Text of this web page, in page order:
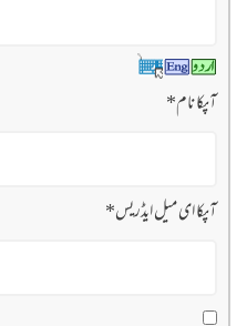
آپکا نام*
آپکا ای میل ایڈریس*